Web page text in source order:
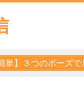
簡単】３つのポーズ